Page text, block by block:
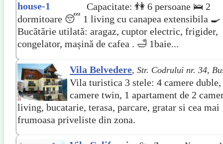
Capacitate: 👫 6 persoane 🛌 2
dormitoare 😴 1 living cu canapea extensibila 🍳
Bucătărie utilată: aragaz, cuptor electric, frigider,
congelator, mașină de cafea . 🛁 1baie...
Vila Belvedere,Str. Codrului nr. 34,
Vila turistica 3 stele: 4 camere duble,
camere twin, 1 apartament de 2
living, bucatarie, terasa, parcare, gratar si cea mai
frumoasa priveliste din zona.